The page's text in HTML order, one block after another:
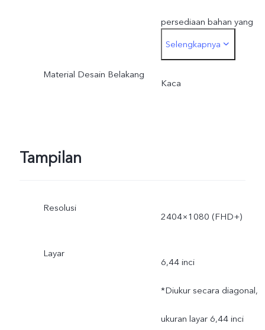
persediaan bahan yang
bervariasi.
Selengkapnya
Material Desain Belakang
Kaca
Tampilan
Resolusi
2404×1080 (FHD+)
Layar
6,44 inci
*Diukur secara diagonal,
ukuran layar 6,44 inci